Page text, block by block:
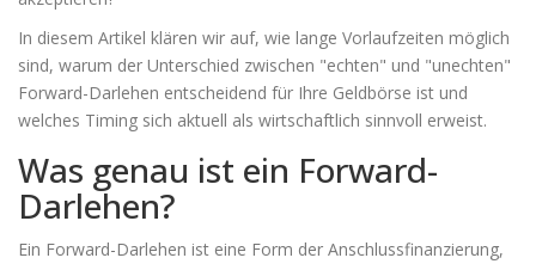
In diesem Artikel klären wir auf, wie lange Vorlaufzeiten möglich
sind, warum der Unterschied zwischen "echten" und "unechten"
Forward-Darlehen entscheidend für Ihre Geldbörse ist und
welches Timing sich aktuell als wirtschaftlich sinnvoll erweist.
Was genau ist ein Forward-
Darlehen?
Ein Forward-Darlehen ist eine Form der Anschlussfinanzierung,